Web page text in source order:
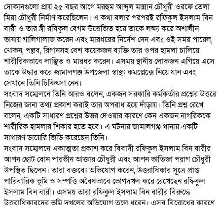
দোকানগুলো প্রায় ২৫ বছর আগে মরহুম আব্দুল মান্নান চৌধুরী ওরফে তেলা
মিয়া চৌধুরী নির্মাণ করেছিলেন। এ কথা বলার পরপরই রফিকুল ইসলাম বিন
বারী ও তার স্ত্রী রবিকুল বেগম উত্তেজিত হয়ে তাকে লক্ষ্য করে অশালীন
ভাষায় গালিগালাজ করেন এবং মারধরের নির্দেশ দেন এবং ওই সময় পায়েল,
খোকন, পল্লব, রিগানসহ বেশ কয়েকজন ব্যক্তি তার ওপর হামলা চালিয়ে
শারীরিকভাবে লাঞ্ছিত ও মারধর করেন। এসময় স্থানীয় লোকজন এগিয়ে এসে
তাকে উদ্ধার করে জামালগঞ্জ উপজেলা স্বাস্থ্য কমপ্লেক্সে নিয়ে যান এবং
সেখানে তিনি চিকিৎসা নেন।
‎সংবাদ সম্মেলনে তিনি আরও বলেন, একজন সরকারি কর্মকর্তার প্রশ্নের উত্তরে
নিজের জানা তথ্য প্রকাশ করাই তার অপরাধ হয়ে দাঁড়ায়। তিনি প্রশ্ন রেখে
বলেন, একটি সাধারণ প্রশ্নের উত্তর দেওয়ার কারণে কেন একজন নাগরিককে
শারীরিক হামলার শিকার হতে হবে। এ ঘটনায় জামালগঞ্জ থানায় একটি
সাধারণ ডায়েরি জিডি করেছেন তিনি।
‎সংবাদ সম্মেলনে একাত্মতা প্রকাশ করে বিবাদী রফিকুল ইসলাম বিন বারীর
আপন ছোট বোন পারভীন আক্তার চৌধুরী এবং আপন ভাতিজা পরাগ চৌধুরী
উপস্থিত ছিলেন। তারা বক্তব্যে অভিযোগ করেন, উত্তরাধিকার সূত্রে প্রাপ্ত
পারিবারিক ভূমি ও সম্পত্তি অবৈধভাবে ভোগদখল করে রেখেছেন রফিকুল
ইসলাম বিন বারী। এসময় তারা রফিকুল ইসলাম বিন বারীর বিরুদ্ধে